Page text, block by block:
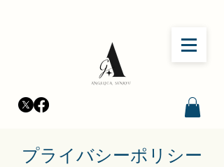
​プライバシーポリシー